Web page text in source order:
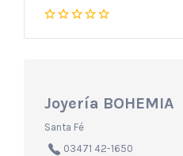
Joyería BOHEMIA
Santa Fé
03471 42-1650